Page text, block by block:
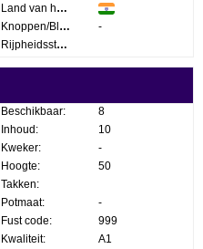
Land van herkomst:
Knoppen/Bloemen:
-
Rijpheidsstadium:
Beschikbaar:
8
Inhoud:
10
Kweker:
-
Hoogte:
50
Takken:
Potmaat:
-
Fust code:
999
Kwaliteit:
A1